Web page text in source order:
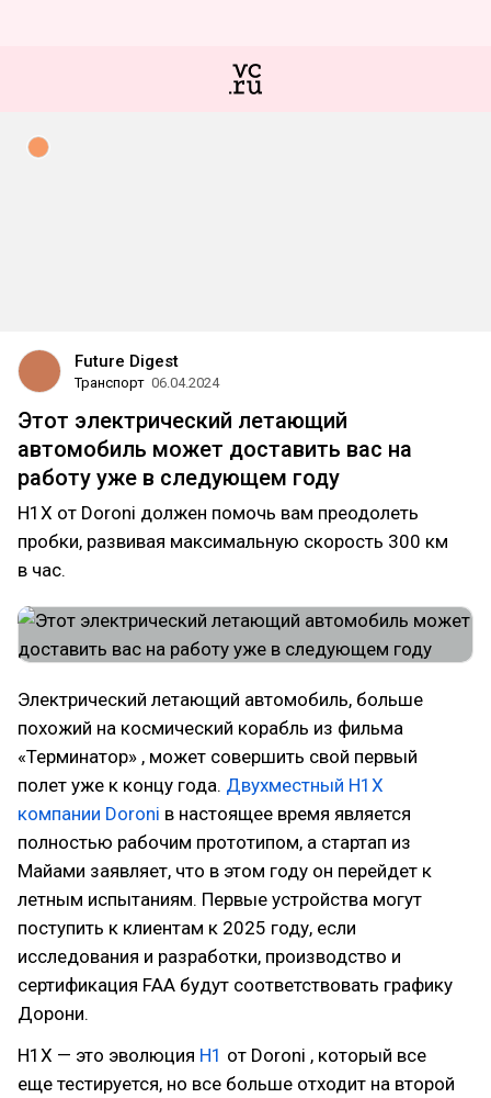
Future Digest
Транспорт 06.04.2024
Этот электрический летающий
автомобиль может доставить вас на
работу уже в следующем году
H1X от Doroni должен помочь вам преодолеть
пробки, развивая максимальную скорость 300 км
в час.
Электрический летающий автомобиль, больше
похожий на космический корабль из фильма
«Терминатор» , может совершить свой первый
полет уже к концу года. Двухместный H1X
компании Doroni в настоящее время является
полностью рабочим прототипом, а стартап из
Майами заявляет, что в этом году он перейдет к
летным испытаниям. Первые устройства могут
поступить к клиентам к 2025 году, если
исследования и разработки, производство и
сертификация FAA будут соответствовать графику
Дорони.
H1X — это эволюция H1 от Doroni , который все
еще тестируется, но все больше отходит на второй